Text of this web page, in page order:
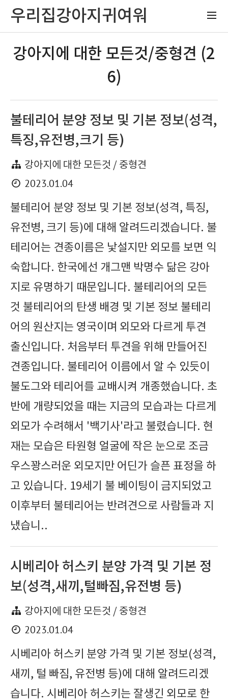
우리집강아지귀여워
강아지에 대한 모든것/중형견 (2
6)
불테리어 분양 정보 및 기본 정보(성격,
특징,유전병,크기 등)
강아지에 대한 모든것 / 중형견
2023.01.04
불테리어 분양 정보 및 기본 정보(성격, 특징,
유전병, 크기 등)에 대해 알려드리겠습니다. 불
테리어는 견종이름은 낯설지만 외모를 보면 익
숙합니다. 한국에선 개그맨 박명수 닮은 강아
지로 유명하기 때문입니다. 불테리어의 모든
것 불테리어의 탄생 배경 및 기본 정보 불테리
어의 원산지는 영국이며 외모와 다르게 투견
출신입니다. 처음부터 투견을 위해 만들어진
견종입니다. 불테리어 이름에서 알 수 있듯이
불도그와 테리어를 교배시켜 개종했습니다. 초
반에 개량되었을 때는 지금의 모습과는 다르게
외모가 수려해서 '백기사'라고 불렸습니다. 현
재는 모습은 타원형 얼굴에 작은 눈으로 조금
우스꽝스러운 외모지만 어딘가 슬픈 표정을 하
고 있습니다. 19세기 불 베이팅이 금지되었고
이후부터 불테리어는 반려견으로 사람들과 지
냈습니..
시베리아 허스키 분양 가격 및 기본 정
보(성격,새끼,털빠짐,유전병 등)
강아지에 대한 모든것 / 중형견
2023.01.04
시베리아 허스키 분양 가격 및 기본 정보(성격,
새끼, 털 빠짐, 유전병 등)에 대해 알려드리겠
습니다. 시베리아 허스키는 잘생긴 외모로 한